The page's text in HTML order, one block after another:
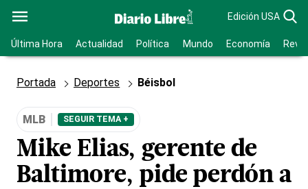
Edición USA
Última Hora Actualidad Política Mundo Economía
Portada Deportes Béisbol
MLB SEGUIR TEMA +
Mike Elias, gerente de
Baltimore, pide perdón a